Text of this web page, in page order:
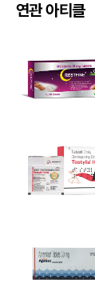
연관 아티클